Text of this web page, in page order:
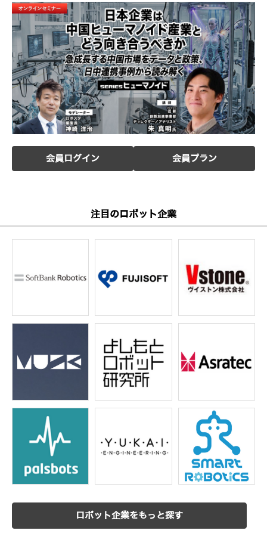
会員ログイン 会員プラン
注目のロボット企業
ロボット企業をもっと探す